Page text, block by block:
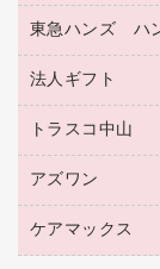
ファイルボ
パイプ式フ
その他ファ
クリヤーホ
クリヤーブ
クリヤーブ
ボールペン
ボールペン
シャープペ
電話台
針なしステ
紙めくり
裁断機
店舗運営用
陳列什器
紙手提げ袋
レジ・ポリ袋
ディスプレ
カウンター
東急ハンズ ハ
東急ハンズ
法人ギフト
高島屋
カウネット
高島屋（食
カウネット
トラスコ中山
建築・作業用
アズワン
医療・介護
ケアマックス